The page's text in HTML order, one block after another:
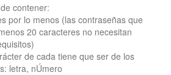
contener:
por lo menos (las contraseñas que
20 caracteres no necesitan
de cada tiene que ser de los
letra, nÚmero